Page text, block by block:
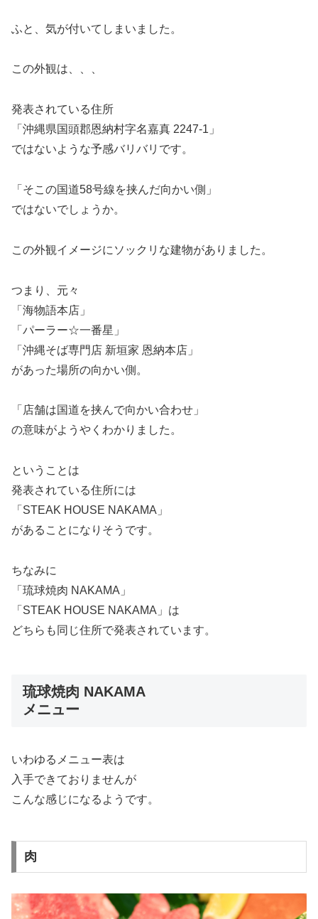
ふと、気が付いてしまいました。
この外観は、、、
発表されている住所
「沖縄県国頭郡恩納村字名嘉真 2247-1」
ではないような予感バリバリです。
「そこの国道58号線を挟んだ向かい側」
ではないでしょうか。
この外観イメージにソックリな建物がありました。
つまり、元々
「海物語本店」
「パーラー☆一番星」
「沖縄そば専門店 新垣家 恩納本店」
があった場所の向かい側。
「店舗は国道を挟んで向かい合わせ」
の意味がようやくわかりました。
ということは
発表されている住所には
「STEAK HOUSE NAKAMA」
があることになりそうです。
ちなみに
「琉球焼肉 NAKAMA」
「STEAK HOUSE NAKAMA」は
どちらも同じ住所で発表されています。
琉球焼肉 NAKAMA
メニュー
いわゆるメニュー表は
入手できておりませんが
こんな感じになるようです。
肉